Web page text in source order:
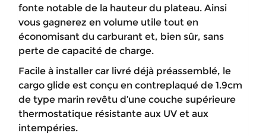
fonte notable de la hauteur du plateau. Ainsi
vous gagnerez en volume utile tout en
économisant du carburant et, bien sûr, sans
perte de capacité de charge.
Facile à installer car livré déjà préassemblé, le
cargo glide est conçu en contreplaqué de 1.9cm
de type marin revêtu d’une couche supérieure
thermostatique résistante aux UV et aux
intempéries.